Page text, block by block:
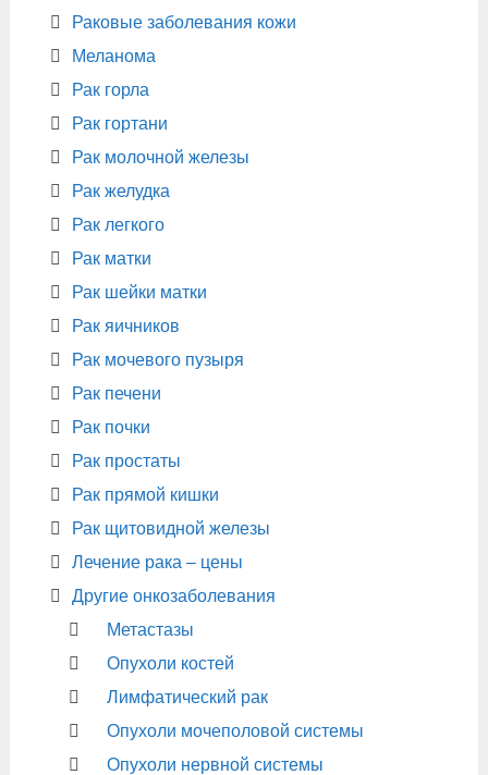
Раковые заболевания кожи
Меланома
Рак горла
Рак гортани
Рак молочной железы
Рак желудка
Рак легкого
Рак матки
Рак шейки матки
Рак яичников
Рак мочевого пузыря
Рак печени
Рак почки
Рак простаты
Рак прямой кишки
Рак щитовидной железы
Лечение рака – цены
Другие онкозаболевания
Метастазы
Опухоли костей
Лимфатический рак
Опухоли мочеполовой системы
Опухоли нервной системы